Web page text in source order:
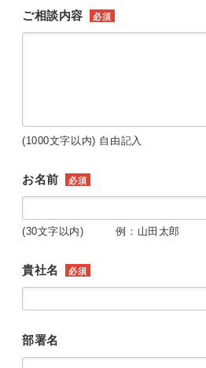
ご相談内容 必須
(1000文字以内) 自由記入
お名前 必須
(30文字以内) 例：山田太郎
貴社名 必須
部署名